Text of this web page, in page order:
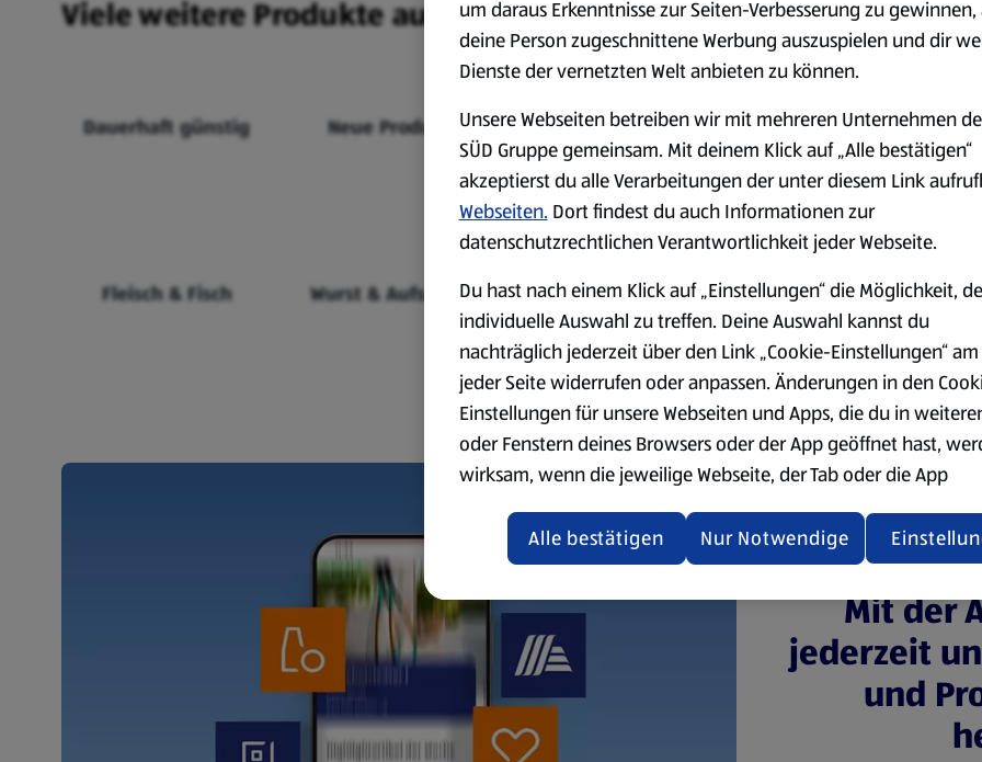
Viele weitere Produkte aus unserem Sortiment.
Dauerhaft günstig Neue Produkte Markenprodukte Bio-Produkte
Fleisch & Fisch Wurst & Aufschnitt Käse
Milchprodukte &
Eier
Mit der
jederzeit
und
um daraus Erkenntnisse zur Seiten-Verbesserung zu gewinnen,
deine Person zugeschnittene Werbung auszuspielen und dir
Dienste der vernetzten Welt anbieten zu können.
Unsere Webseiten betreiben wir mit mehreren Unternehmen
SÜD Gruppe gemeinsam. Mit deinem Klick auf „Alle bestätigen“
akzeptierst du alle Verarbeitungen der unter diesem Link
Webseiten. Dort findest du auch Informationen zur
datenschutzrechtlichen Verantwortlichkeit jeder Webseite.
Du hast nach einem Klick auf „Einstellungen“ die Möglichkeit,
individuelle Auswahl zu treffen. Deine Auswahl kannst du
nachträglich jederzeit über den Link „Cookie-Einstellungen“
jeder Seite widerrufen oder anpassen. Änderungen in den
Einstellungen für unsere Webseiten und Apps, die du in
oder Fenstern deines Browsers oder der App geöffnet hast,
wirksam, wenn die jeweilige Webseite, der Tab oder die App
aktualisiert oder geschlossen und anschließend wieder geöffnet
Datenschutzerklärung zur Verfügung.
Übersicht der Webseitenbetreiber und Datenschutzerklärungen
Nur Notwendige
Alle bestätigen